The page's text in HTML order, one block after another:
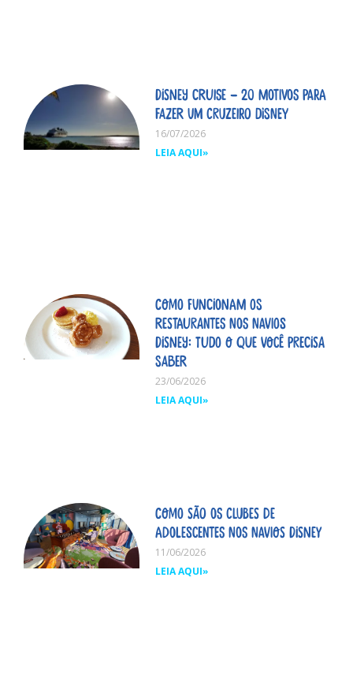
Disney Cruise – 20 motivos para
fazer um cruzeiro Disney
16/07/2026
LEIA AQUI»
Como funcionam os
restaurantes nos navios
Disney: tudo o que você precisa
saber
23/06/2026
LEIA AQUI»
Como são os clubes de
adolescentes nos navios Disney
11/06/2026
LEIA AQUI»